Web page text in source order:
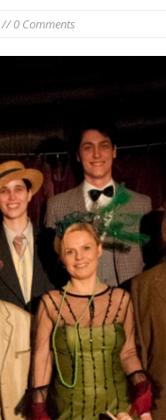
// 0 Comments